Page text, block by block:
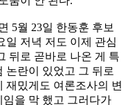
5월 23일 한동훈 후보
일 저녁 저도 이제 관심
뒤로 곧바로 나온 게 특
논란이 있었고 그 뒤로
재밌게도 여론조사의 변
을 막 했고 그러다가